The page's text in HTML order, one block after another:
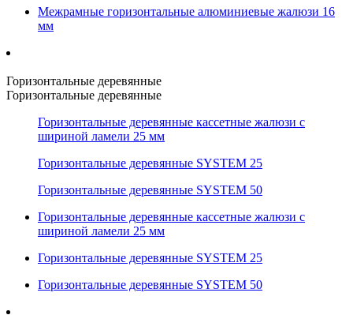
Межрамные горизонтальные алюминиевые жалюзи 16
мм
Горизонтальные деревянные
Горизонтальные деревянные
Горизонтальные деревянные кассетные жалюзи с
шириной ламели 25 мм
Горизонтальные деревянные SYSTEM 25
Горизонтальные деревянные SYSTEM 50
Горизонтальные деревянные кассетные жалюзи с
шириной ламели 25 мм
Горизонтальные деревянные SYSTEM 25
Горизонтальные деревянные SYSTEM 50